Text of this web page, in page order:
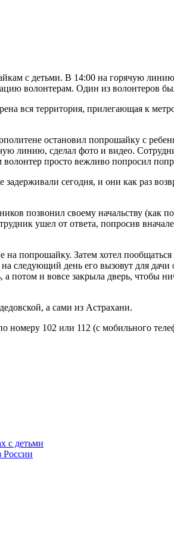
с детьми. В 14:00 на горячую
волонтерам. Один из волонтеров
вся территория, прилегающая к
остановил попрошайку с
линию, сделал фото и видео.
просто вежливо попросил
сегодня, и они как раз
позвонил своему начальству (как
ушел от ответа, попросив
на попрошайку. Затем хотел
следующий день его вызовут для
потом и вовсе закрыла дверь, чтобы
а сами из Астрахани.
номеру 102 или 112 (с мобильного
с детьми